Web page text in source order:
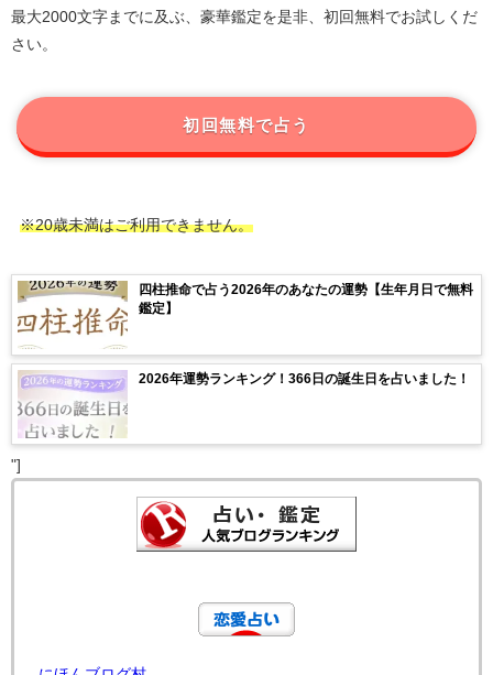
最大2000文字までに及ぶ、豪華鑑定を是非、初回無料でお試しくだ
さい。
初回無料で占う
※20歳未満はご利用できません。
四柱推命で占う2026年のあなたの運勢【生年月日で無料
鑑定】
2026年運勢ランキング！366日の誕生日を占いました！
"]